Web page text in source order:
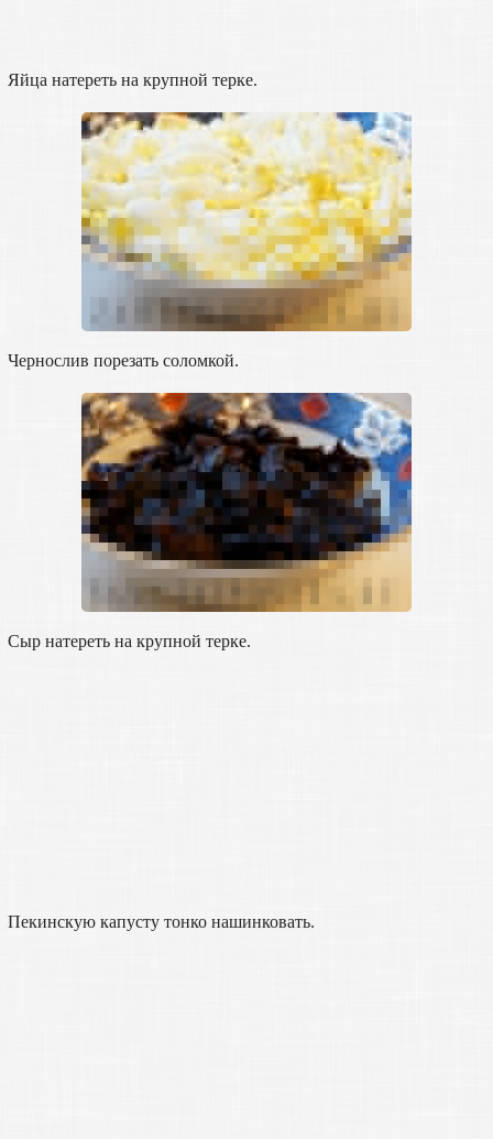
Яйца натереть на крупной терке.
Чернослив порезать соломкой.
Сыр натереть на крупной терке.
Пекинскую капусту тонко нашинковать.